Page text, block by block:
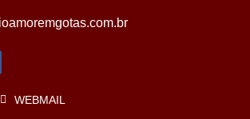
WEBMAIL